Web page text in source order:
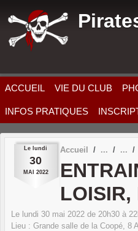
ACCUEIL VIE DU CLUB
INFOS PRATIQUES
Le lundi
30
MAI 2022
Accueil
LOISIR,
Le lundi 30 mai 2022 de 20h30 à
Lieu : Grande salle de la Coopé, 8